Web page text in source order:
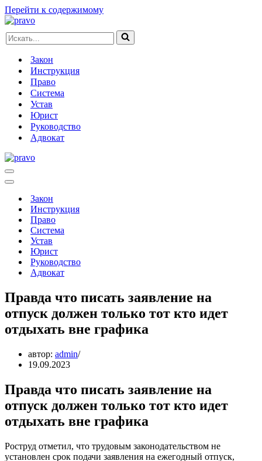
Перейти к содержимому
Искать...
Закон
Инструкция
Право
Система
Устав
Юрист
Руководство
Адвокат
Меню
навигации
Меню
навигацииЗакон
Инструкция
Право
Система
Устав
Юрист
Руководство
Адвокат
Правда что писать заявление на
отпуск должен только тот кто идет
отдыхать вне графика
автор: admin
19.09.2023
Правда что писать заявление на
отпуск должен только тот кто идет
отдыхать вне графика
Роструд отметил, что трудовым законодательством не
установлен срок подачи заявления на ежегодный отпуск,